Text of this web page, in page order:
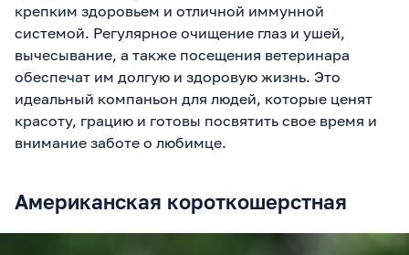
крепким здоровьем и отличной иммунной
системой. Регулярное очищение глаз и ушей,
вычесывание, а также посещения ветеринара
обеспечат им долгую и здоровую жизнь. Это
идеальный компаньон для людей, которые ценят
красоту, грацию и готовы посвятить свое время и
внимание заботе о любимце.
Американская короткошерстная